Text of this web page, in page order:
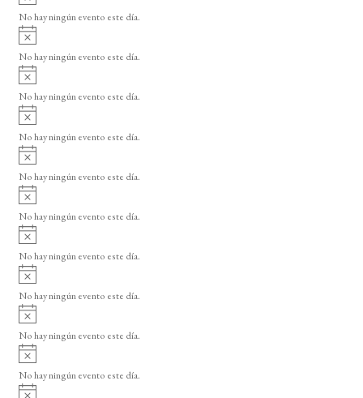
o
v
i
o
No hay ningún evento este día.
A
v
i
o
No hay ningún evento este día.
A
v
i
o
No hay ningún evento este día.
A
v
i
o
No hay ningún evento este día.
A
v
i
o
No hay ningún evento este día.
A
v
i
o
No hay ningún evento este día.
A
v
i
o
No hay ningún evento este día.
A
v
i
o
No hay ningún evento este día.
A
v
i
o
No hay ningún evento este día.
A
v
i
No hay ningún evento este día.
A